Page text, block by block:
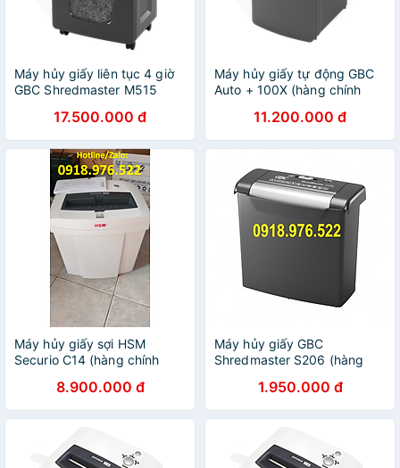
Máy hủy giấy liên tục 4 giờ
GBC Shredmaster M515
17.500.000 đ
Máy hủy giấy tự động GBC
Auto + 100X (hàng chính
11.200.000 đ
Máy hủy giấy sợi HSM
Securio C14 (hàng chính
8.900.000 đ
Máy hủy giấy GBC
Shredmaster S206 (hàng
1.950.000 đ